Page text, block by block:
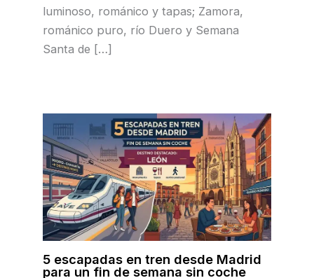
luminoso, románico y tapas; Zamora,
románico puro, río Duero y Semana
Santa de […]
5 escapadas en tren desde Madrid
para un fin de semana sin coche